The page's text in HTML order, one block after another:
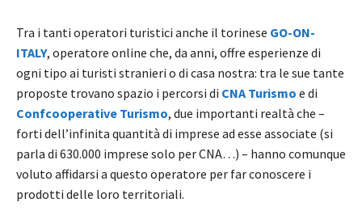
Tra i tanti operatori turistici anche il torinese GO-ON-
ITALY, operatore online che, da anni, offre esperienze di
ogni tipo ai turisti stranieri o di casa nostra: tra le sue tante
proposte trovano spazio i percorsi di CNA Turismo e di
Confcooperative Turismo, due importanti realtà che –
forti dell’infinita quantità di imprese ad esse associate (si
parla di 630.000 imprese solo per CNA…) – hanno comunque
voluto affidarsi a questo operatore per far conoscere i
prodotti delle loro territoriali.